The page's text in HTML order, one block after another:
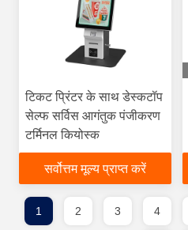
टिकट प्रिंटर के साथ डेस्कटॉप
सेल्फ सर्विस आगंतुक पंजीकरण
टर्मिनल कियोस्क
सर्वोत्तम मूल्य प्राप्त करें
1 2 3 4